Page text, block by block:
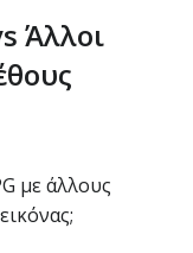
Άλλοι
με άλλους